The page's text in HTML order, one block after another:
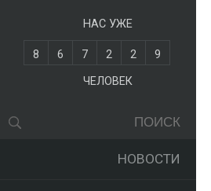
НАС УЖЕ
8 6 7 2 2
9
ЧЕЛОВЕК
НОВОСТИ